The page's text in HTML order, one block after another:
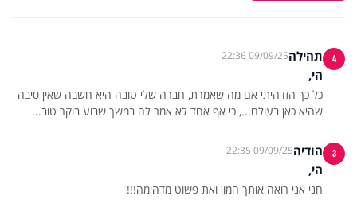
4 תהילה09/09/25 22:36
הי,
כל כך הזדהיתי אם מה שאמרת, חברה שלי טובה היא חשבה שאין סיבה
שהיא כאן בעולם..., כי אף אחד לא אמר לה במשך שבוע בוקר טוב...
3 הודיה09/09/25 22:35
הי,
חני אני רואה אותך המון ואת פשוט מדהימה!!!